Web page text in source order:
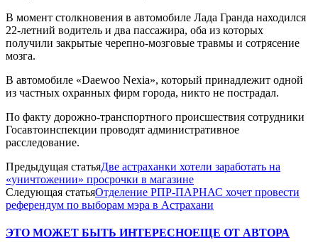
В момент столкновения в автомобиле Лада Гранда находился
22-летний водитель и два пассажира, оба из которых
получили закрытые черепно-мозговые травмы и сотрясение
мозга.
В автомобиле «Daewoo Nexia», который принадлежит одной
из частных охранных фирм города, никто не пострадал.
По факту дорожно-транспортного происшествия сотрудники
Госавтоинспекции проводят административное
расследование.
Предыдущая статьяДве астраханки хотели заработать на
«уничтожении» просрочки в магазине
Следующая статьяОтделение РПР-ПАРНАС хочет провести
референдум по выборам мэра в Астрахани
ЭТО МОЖЕТ БЫТЬ ИНТЕРЕСНОЕЩЕ ОТ АВТОРА